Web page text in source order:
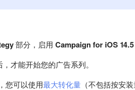
部分，启用 Campaign for iOS
才能开始您的广告系列。
您可以使用最大转化量 （不包括按安